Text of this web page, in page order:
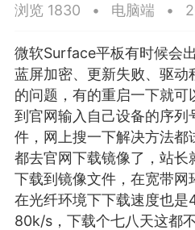
手机 系统
浏览 1830 • 电脑端 •
微软Surface平板有时候会
蓝屏加密、更新失败、驱动
的问题，有的重启一下就可
到官网输入自己设备的序列
件，网上搜一下解决方法都
都去官网下载镜像了，站长
下载到镜像文件，在宽带网
在光纤环境下下载速度也
80k/s，下载个七八天这都